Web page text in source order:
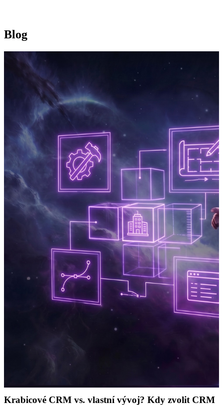
Blog
Krabicové CRM vs. vlastní vývoj? Kdy zvolit CRM